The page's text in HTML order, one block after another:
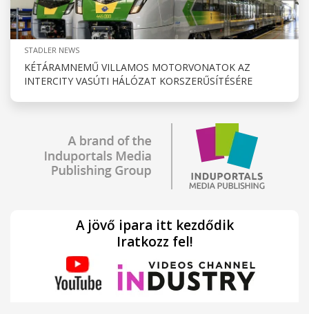
STADLER NEWS
KÉTÁRAMNEMŰ VILLAMOS MOTORVONATOK AZ
INTERCITY VASÚTI HÁLÓZAT KORSZERŰSÍTÉSÉRE
A jövő ipara itt kezdődik
Iratkozz fel!